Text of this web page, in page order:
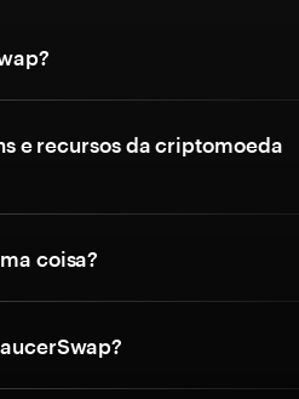
e recursos da criptomoeda
coisa?